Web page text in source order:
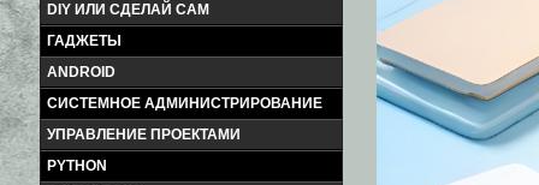
DIY ИЛИ СДЕЛАЙ САМ
ГАДЖЕТЫ
ANDROID
СИСТЕМНОЕ АДМИНИСТРИРОВАНИЕ
УПРАВЛЕНИЕ ПРОЕКТАМИ
PYTHON